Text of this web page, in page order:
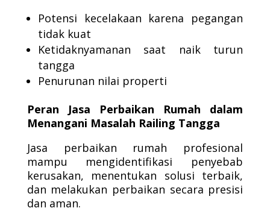
Potensi kecelakaan karena pegangan
tidak kuat
Ketidaknyamanan saat naik turun
tangga
Penurunan nilai properti
Peran Jasa Perbaikan Rumah dalam
Menangani Masalah Railing Tangga
Jasa perbaikan rumah profesional
mampu mengidentifikasi penyebab
kerusakan, menentukan solusi terbaik,
dan melakukan perbaikan secara presisi
dan aman.